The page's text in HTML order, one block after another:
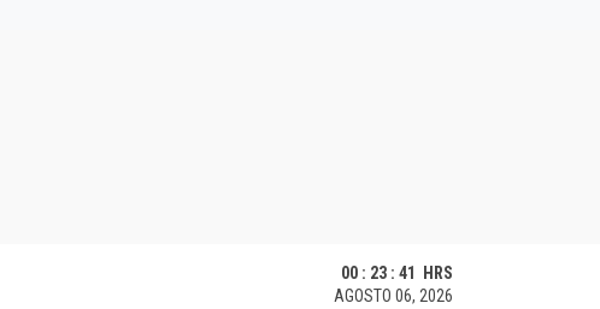
00 : 23 : 42 HRS
AGOSTO 06, 2026